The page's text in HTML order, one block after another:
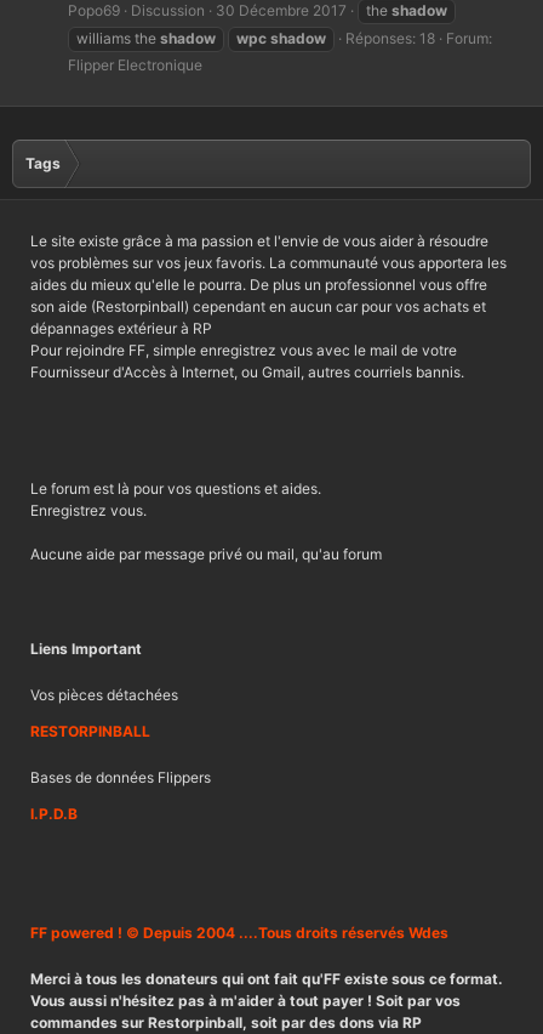
Popo69 Discussion 30 Décembre 2017 the shadow
williams the shadow wpc shadow Réponses: 18
Forum:
Flipper Electronique
Tags
Le site existe grâce à ma passion et l'envie de vous aider à résoudre
vos problèmes sur vos jeux favoris. La communauté vous apportera les
aides du mieux qu'elle le pourra. De plus un professionnel vous offre
son aide (Restorpinball) cependant en aucun car pour vos achats et
dépannages extérieur à RP
Pour rejoindre FF, simple enregistrez vous avec le mail de votre
Fournisseur d'Accès à Internet, ou Gmail, autres courriels bannis.
Le forum est là pour vos questions et aides.
Enregistrez vous.
Aucune aide par message privé ou mail, qu'au forum
Liens Important
Vos pièces détachées
RESTORPINBALL
Bases de données Flippers
I.P.D.B
FF powered ! © Depuis 2004 ....Tous droits réservés Wdes
Merci à tous les donateurs qui ont fait qu'FF existe sous ce format.
Vous aussi n'hésitez pas à m'aider à tout payer ! Soit par vos
commandes sur Restorpinball, soit par des dons via RP